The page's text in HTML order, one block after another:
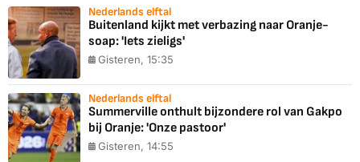
Nederlands elftal
Buitenland kijkt met verbazing naar Oranje-
soap: 'Iets zieligs'
Gisteren, 15:35
Nederlands elftal
Summerville onthult bijzondere rol van Gakpo
bij Oranje: 'Onze pastoor'
Gisteren, 14:55